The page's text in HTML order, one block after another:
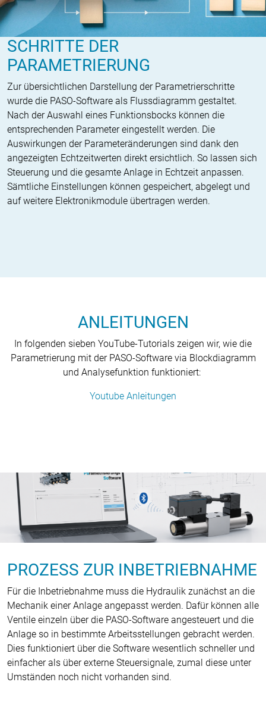
SCHRITTE DER
PARAMETRIERUNG
Zur übersichtlichen Darstellung der Parametrierschritte
wurde die PASO-Software als Flussdiagramm gestaltet.
Nach der Auswahl eines Funktionsbocks können die
entsprechenden Parameter eingestellt werden. Die
Auswirkungen der Parameteränderungen sind dank den
angezeigten Echtzeitwerten direkt ersichtlich. So lassen sich
Steuerung und die gesamte Anlage in Echtzeit anpassen.
Sämtliche Einstellungen können gespeichert, abgelegt und
auf weitere Elektronikmodule übertragen werden.
ANLEITUNGEN
In folgenden sieben YouTube-Tutorials zeigen wir, wie die
Parametrierung mit der PASO-Software via Blockdiagramm
und Analysefunktion funktioniert:
Youtube Anleitungen
PROZESS ZUR INBETRIEBNAHME
Für die Inbetriebnahme muss die Hydraulik zunächst an die
Mechanik einer Anlage angepasst werden. Dafür können alle
Ventile einzeln über die PASO-Software angesteuert und die
Anlage so in bestimmte Arbeitsstellungen gebracht werden.
Dies funktioniert über die Software wesentlich schneller und
einfacher als über externe Steuersignale, zumal diese unter
Umständen noch nicht vorhanden sind.